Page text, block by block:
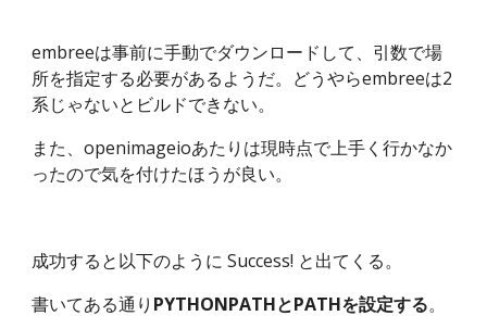
embreeは事前に手動でダウンロードして、引数で場
所を指定する必要があるようだ。どうやらembreeは2
系じゃないとビルドできない。
また、openimageioあたりは現時点で上手く行かなか
ったので気を付けたほうが良い。
成功すると以下のように Success! と出てくる。
書いてある通り PYTHONPATHとPATHを設定する。